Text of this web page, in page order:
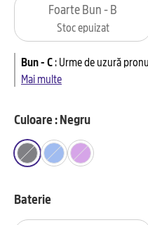
Foarte Bun - B
Stoc epuizat
Bun - C:Urme de uzură
Mai multe
Culoare : Negru
Baterie